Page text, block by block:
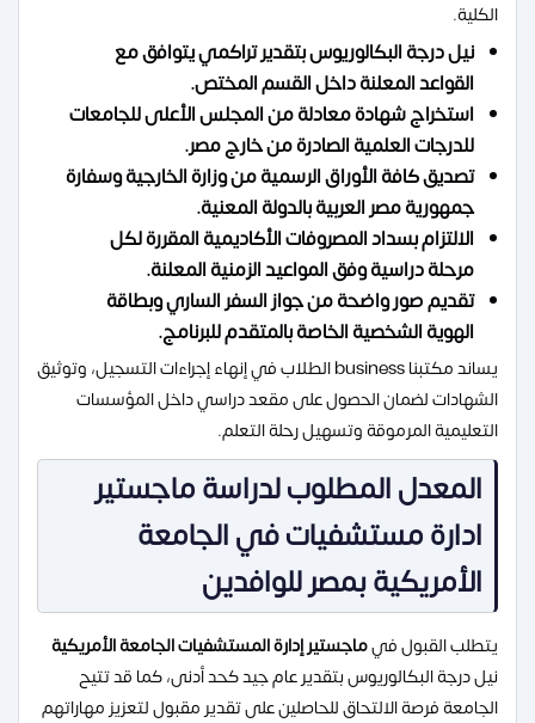
الكلية.
نيل درجة البكالوريوس بتقدير تراكمي يتوافق مع
القواعد المعلنة داخل القسم المختص.
استخراج شهادة معادلة من المجلس الأعلى للجامعات
للدرجات العلمية الصادرة من خارج مصر.
تصديق كافة الأوراق الرسمية من وزارة الخارجية وسفارة
جمهورية مصر العربية بالدولة المعنية.
الالتزام بسداد المصروفات الأكاديمية المقررة لكل
مرحلة دراسية وفق المواعيد الزمنية المعلنة.
تقديم صور واضحة من جواز السفر الساري وبطاقة
الهوية الشخصية الخاصة بالمتقدم للبرنامج.
يساند مكتبنا business الطلاب في إنهاء إجراءات التسجيل، وتوثيق
الشهادات لضمان الحصول على مقعد دراسي داخل المؤسسات
التعليمية المرموقة وتسهيل رحلة التعلم.
المعدل المطلوب لدراسة ماجستير
ادارة مستشفيات في الجامعة
الأمريكية بمصر للوافدين
يتطلب القبول فيماجستير إدارة المستشفيات الجامعة الأمريكية
نيل درجة البكالوريوس بتقدير عام جيد كحد أدنى، كما قد تتيح
الجامعة فرصة الالتحاق للحاصلين على تقدير مقبول لتعزيز مهاراتهم